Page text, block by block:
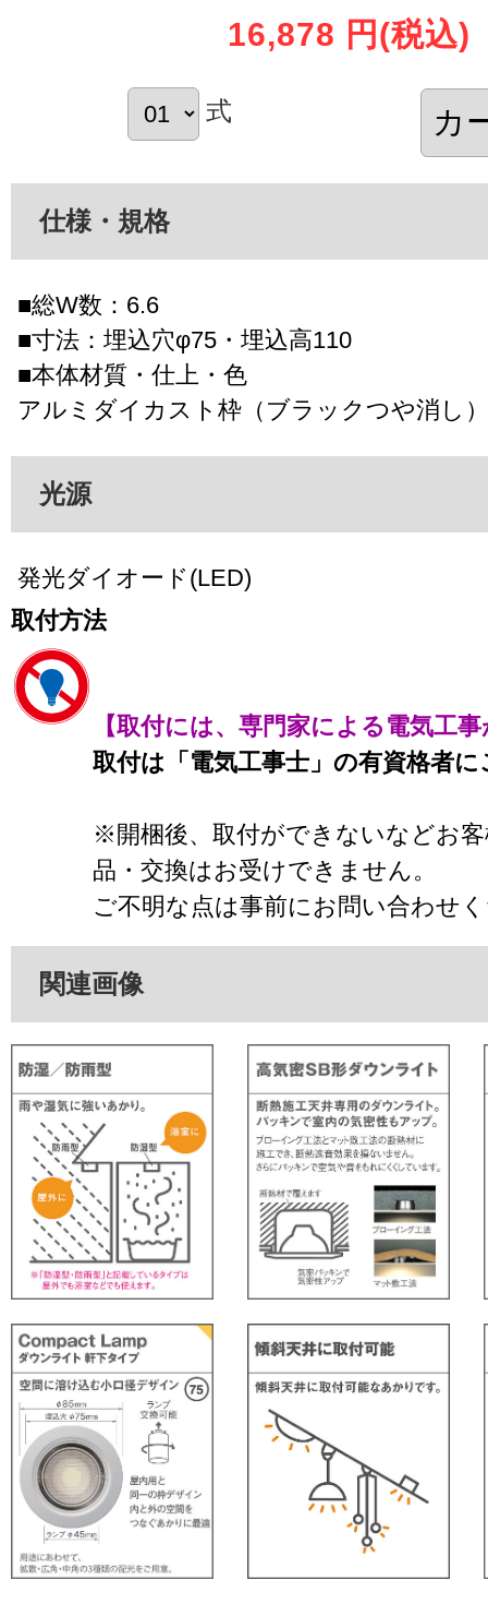
16,878 円 (税込)
式
仕様・規格
■総W数：6.6
■寸法：埋込穴φ75・埋込高110
■本体材質・仕上・色
アルミダイカスト枠（ブラックつや消し
光源
発光ダイオード(LED)
取付方法
【取付には、専門家による電気工
取付は「電気工事士」の有資格者
※開梱後、取付ができないなどお
品・交換はお受けできません。
ご不明な点は事前にお問い合わせ
関連画像